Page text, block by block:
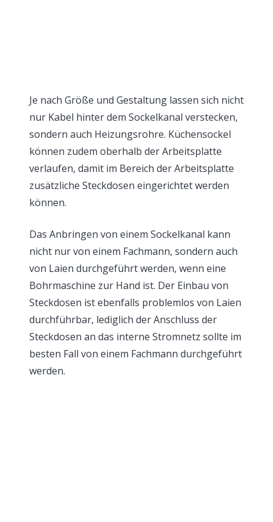
Je nach Größe und Gestaltung lassen sich nicht
nur Kabel hinter dem Sockelkanal verstecken,
sondern auch Heizungsrohre. Küchensockel
können zudem oberhalb der Arbeitsplatte
verlaufen, damit im Bereich der Arbeitsplatte
zusätzliche Steckdosen eingerichtet werden
können.
Das Anbringen von einem Sockelkanal kann
nicht nur von einem Fachmann, sondern auch
von Laien durchgeführt werden, wenn eine
Bohrmaschine zur Hand ist. Der Einbau von
Steckdosen ist ebenfalls problemlos von Laien
durchführbar, lediglich der Anschluss der
Steckdosen an das interne Stromnetz sollte im
besten Fall von einem Fachmann durchgeführt
werden.